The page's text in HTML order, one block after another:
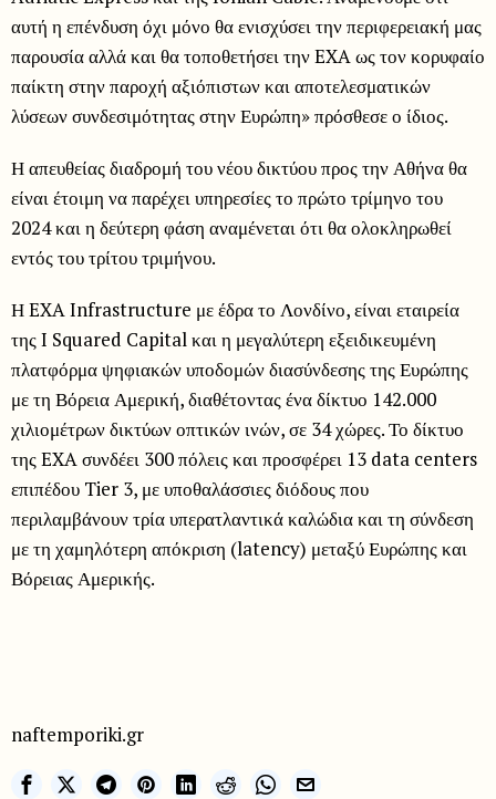
αυτή η επένδυση όχι μόνο θα ενισχύσει την περιφερειακή μας
παρουσία αλλά και θα τοποθετήσει την EXA ως τον κορυφαίο
παίκτη στην παροχή αξιόπιστων και αποτελεσματικών
λύσεων συνδεσιμότητας στην Ευρώπη» πρόσθεσε ο ίδιος.
Η απευθείας διαδρομή του νέου δικτύου προς την Αθήνα θα
είναι έτοιμη να παρέχει υπηρεσίες το πρώτο τρίμηνο του
2024 και η δεύτερη φάση αναμένεται ότι θα ολοκληρωθεί
εντός του τρίτου τριμήνου.
Η EXA Infrastructure με έδρα το Λονδίνο, είναι εταιρεία
της I Squared Capital και η μεγαλύτερη εξειδικευμένη
πλατφόρμα ψηφιακών υποδομών διασύνδεσης της Ευρώπης
με τη Βόρεια Αμερική, διαθέτοντας ένα δίκτυο 142.000
χιλιομέτρων δικτύων οπτικών ινών, σε 34 χώρες. Το δίκτυο
της EXA συνδέει 300 πόλεις και προσφέρει 13 data centers
επιπέδου Tier 3, με υποθαλάσσιες διόδους που
περιλαμβάνουν τρία υπερατλαντικά καλώδια και τη σύνδεση
με τη χαμηλότερη απόκριση (latency) μεταξύ Ευρώπης και
Βόρειας Αμερικής.
naftemporiki.gr